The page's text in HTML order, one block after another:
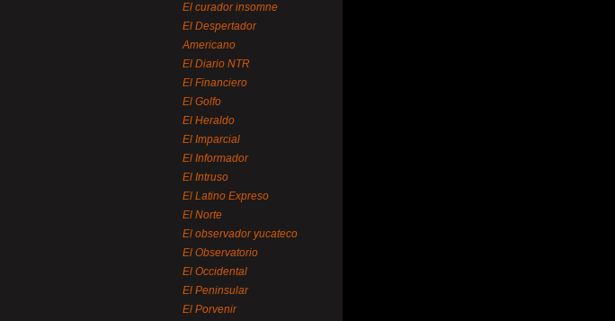
El curador insomne
El Despertador
Americano
El Diario NTR
El Financiero
El Golfo
El Heraldo
El Imparcial
El Informador
El Intruso
El Latino Expreso
El Norte
El observador yucateco
El Observatorio
El Occidental
El Peninsular
El Porvenir